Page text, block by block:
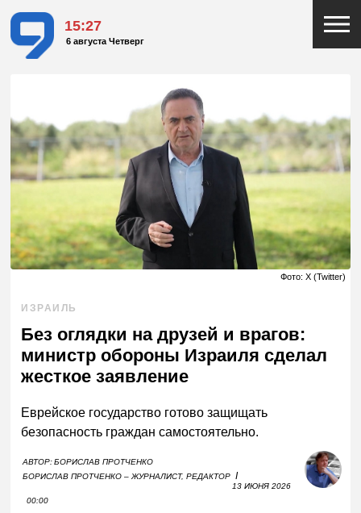
15:27
6 августа Четверг
Фото: X (Twitter)
ИЗРАИЛЬ
Без оглядки на друзей и врагов:
министр обороны Израиля сделал
жесткое заявление
Еврейское государство готово защищать
безопасность граждан самостоятельно.
АВТОР:БОРИСЛАВ ПРОТЧЕНКО
БОРИСЛАВ ПРОТЧЕНКО – ЖУРНАЛИСТ, РЕДАКТОР I
13 ИЮНЯ 2026
00:00